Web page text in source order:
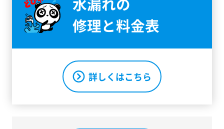
修理と料金表
詳しくはこちら